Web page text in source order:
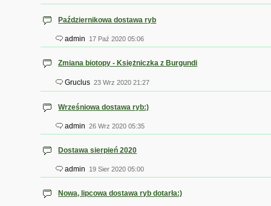
Październikowa dostawa ryb
admin 17 Paź 2020 05:06
Zmiana biotopy - Księżniczka z Burgundi
Gruclus 23 Wrz 2020 21:27
Wrześniowa dostawa ryb:)
admin 26 Wrz 2020 05:35
Dostawa sierpień 2020
admin 19 Sier 2020 05:00
Nowa, lipcowa dostawa ryb dotarła:)